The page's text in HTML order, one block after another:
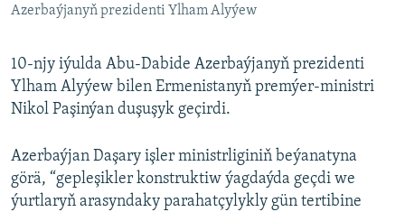
Azerbaýjanyň prezidenti Ylham Alyýew
10-njy iýulda Abu-Dabide Azerbaýjanyň prezidenti
Ylham Alyýew bilen Ermenistanyň premýer-ministri
Nikol Paşinýan duşuşyk geçirdi.
Azerbaýjan Daşary işler ministrliginiň beýanatyna
görä, “gepleşikler konstruktiw ýagdaýda geçdi we
ýurtlaryň arasyndaky parahatçylykly gün tertibine